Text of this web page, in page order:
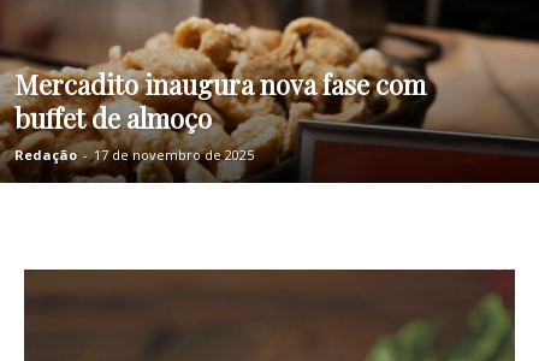
Mercadito inaugura nova fase com
buffet de almoço
Redação - 17 de novembro de 2025